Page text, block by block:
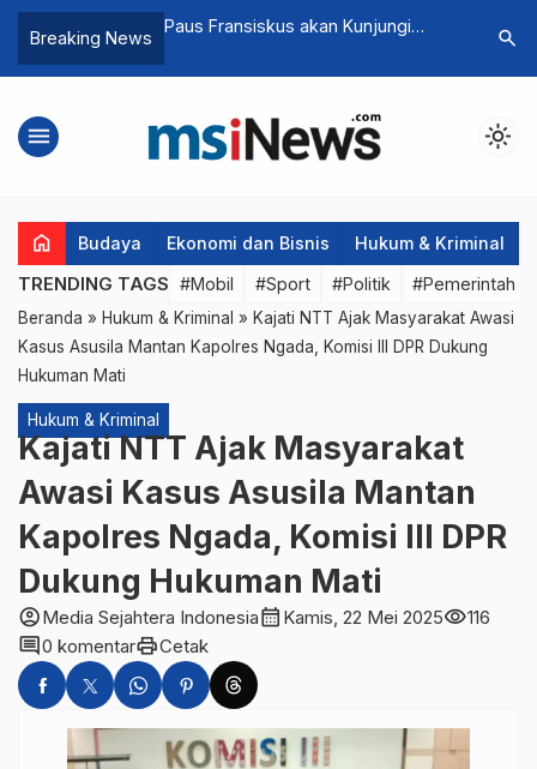
Breaking News
Dampaknya:
Paus Fransiskus akan Kunjungi
search
menu light_mode
home Budaya Ekonomi dan Bisnis Hukum & Kriminal
TRENDING TAGS #Mobil #Sport #Politik #Pemerintah
Beranda » Hukum & Kriminal » Kajati NTT Ajak Masyarakat Awasi
Kasus Asusila Mantan Kapolres Ngada, Komisi III DPR Dukung
Hukuman Mati
Hukum & Kriminal
Kajati NTT Ajak Masyarakat
Awasi Kasus Asusila Mantan
Kapolres Ngada, Komisi III DPR
Dukung Hukuman Mati
account_circleMedia Sejahtera Indonesiacalendar_month Kamis, 22 Mei 2025visibility116
comment0 komentarprintCetak